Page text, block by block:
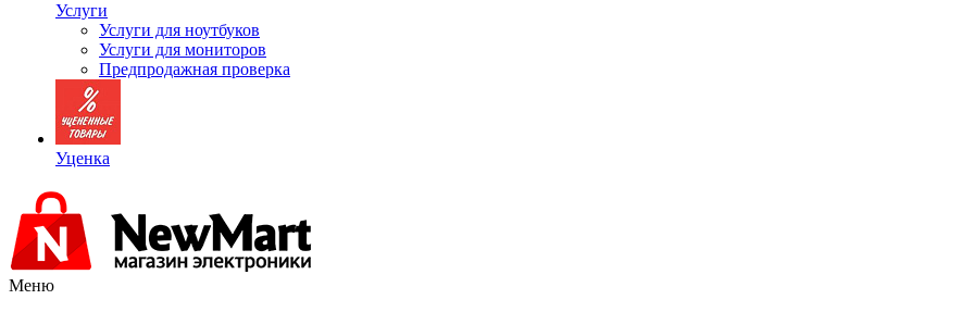
Услуги
Услуги для ноутбуков
Услуги для мониторов
Предпродажная проверка
Уценка
Меню